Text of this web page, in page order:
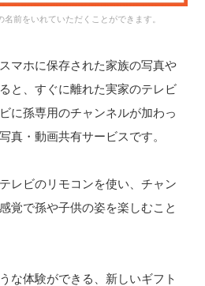
前をいれていただくことができます。
マホに保存された家族の写真や
と、すぐに離れた実家のテレビ
に孫専用のチャンネルが加わっ
真・動画共有サービスです。
レビのリモコンを使い、チャン
覚で孫や子供の姿を楽しむこと
な体験ができる、新しいギフト